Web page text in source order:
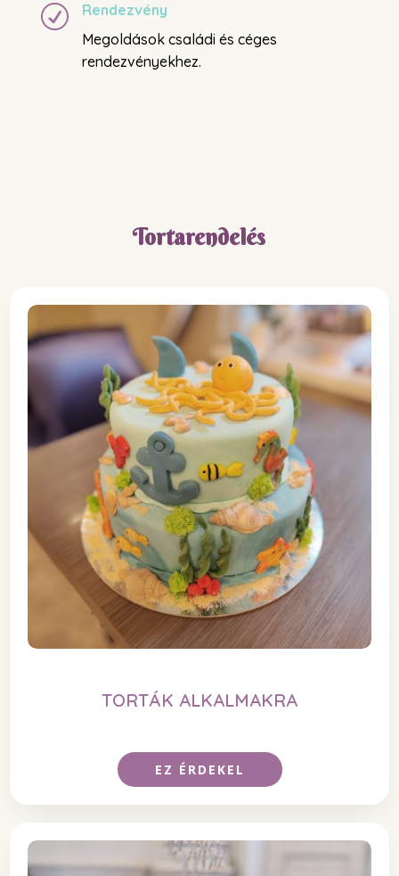
R
Rendezvény
Megoldások családi és céges
rendezvényekhez.
Tortarendelés
TORTÁK ALKALMAKRA
EZ ÉRDEKEL